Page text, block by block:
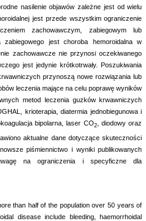
nasilenie objawów zależne jest od wielu
jest przede wszystkim ograniczenie
zachowawczym, zabiegowym lub
zabiegowego jest choroba hemoroidalna w
zachowawcze nie przynosi oczekiwanego
jest jedynie krótkotrwały. Poszukiwania
przynoszą nowe rozwiązania lub
leczenia mające na celu poprawę wyników
metod leczenia guzków krwawniczych
krioterapia, diatermia jednobiegunowa i
bipolarna, laser CO2, diodowy oraz
aktualne dane dotyczące skuteczności
piśmiennictwo i wyniki publikowanych
na ograniczenia i specyficzne dla
than half of the population over 50 years of
disease include bleeding, haemorrhoidal